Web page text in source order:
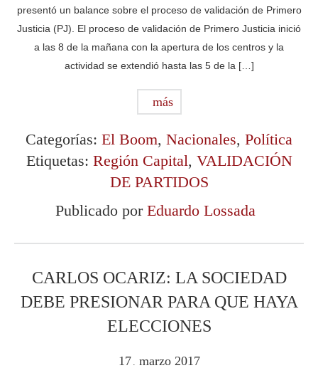
presentó un balance sobre el proceso de validación de Primero
Justicia (PJ). El proceso de validación de Primero Justicia inició
a las 8 de la mañana con la apertura de los centros y la
actividad se extendió hasta las 5 de la […]
más
Categorías: El Boom, Nacionales, Política
Etiquetas: Región Capital, VALIDACIÓN
DE PARTIDOS
Publicado por Eduardo Lossada
CARLOS OCARIZ: LA SOCIEDAD
DEBE PRESIONAR PARA QUE HAYA
ELECCIONES
17 . marzo 2017